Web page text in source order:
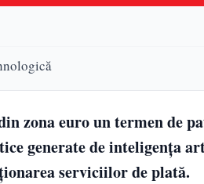
zona euro un termen de
generate de inteligența
serviciilor de plată.